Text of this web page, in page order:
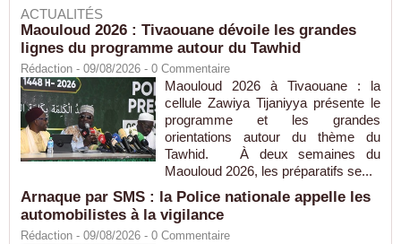
ACTUALITÉS
Maouloud 2026 : Tivaouane dévoile les grandes
lignes du programme autour du Tawhid
Rédaction - 09/08/2026 - 0 Commentaire
Maouloud 2026 à Tivaouane : la
cellule Zawiya Tijaniyya présente le
programme et les grandes
orientations autour du thème du
Tawhid. À deux semaines du
Maouloud 2026, les préparatifs se...
Arnaque par SMS : la Police nationale appelle les
automobilistes à la vigilance
Rédaction - 09/08/2026 - 0 Commentaire